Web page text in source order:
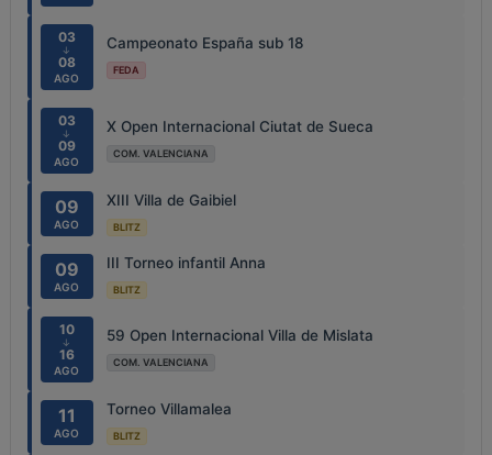
03
↓
08
AGO
Campeonato España sub 18
FEDA
03
↓
09
AGO
X Open Internacional Ciutat de Sueca
COM. VALENCIANA
09
AGO
XIII Villa de Gaibiel
BLITZ
09
AGO
III Torneo infantil Anna
BLITZ
10
↓
16
AGO
59 Open Internacional Villa de Mislata
COM. VALENCIANA
11
AGO
Torneo Villamalea
BLITZ